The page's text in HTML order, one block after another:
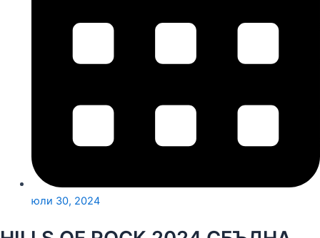
юли 30, 2024